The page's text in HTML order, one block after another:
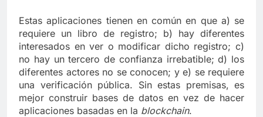
Estas aplicaciones tienen en común en que a) se
requiere un libro de registro; b) hay diferentes
interesados en ver o modificar dicho registro; c)
no hay un tercero de confianza irrebatible; d) los
diferentes actores no se conocen; y e) se requiere
una verificación pública. Sin estas premisas, es
mejor construir bases de datos en vez de hacer
aplicaciones basadas en la blockchain.